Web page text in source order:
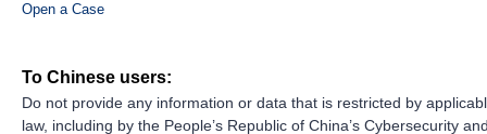
Open a Case
To Chinese users:
Do not provide any information or data that is restricted by
law, including by the People’s Republic of China’s Cybersecurity